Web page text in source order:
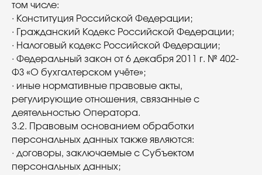
том числе:
· Конституция Российской Федерации;
· Гражданский Кодекс Российской Федерации;
· Налоговый кодекс Российской Федерации;
· Федеральный закон от 6 декабря 2011 г. № 402-
ФЗ «О бухгалтерском учёте»;
· иные нормативные правовые акты,
регулирующие отношения, связанные с
деятельностью Оператора.
3.2. Правовым основанием обработки
персональных данных также являются:
· договоры, заключаемые с Субъектом
персональных данных;